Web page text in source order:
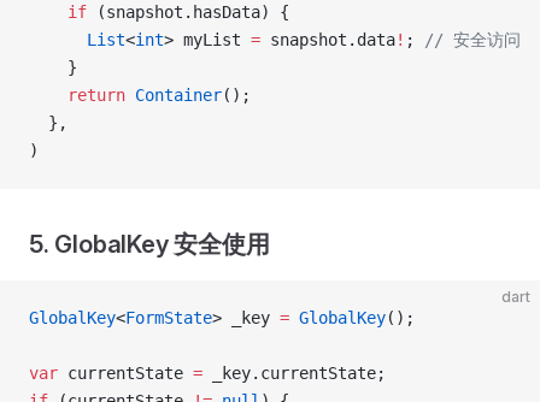
    if
(snapshot.hasData) {
      List
<int> myList = snapshot.data! ;
// 安全访问
    }
    return
Container();
  },
)
5. GlobalKey 安全使用
dart
GlobalKey<FormState> _key = GlobalKey();
var currentState = _key.currentState;